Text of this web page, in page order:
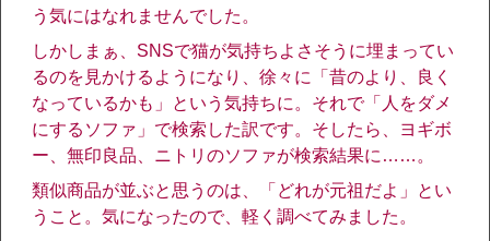
う気にはなれませんでした。
しかしまぁ、SNSで猫が気持ちよさそうに埋まってい
るのを見かけるようになり、徐々に「昔のより、良く
なっているかも」という気持ちに。それで「人をダメ
にするソファ」で検索した訳です。そしたら、ヨギボ
ー、無印良品、ニトリのソファが検索結果に……。
類似商品が並ぶと思うのは、「どれが元祖だよ」とい
うこと。気になったので、軽く調べてみました。